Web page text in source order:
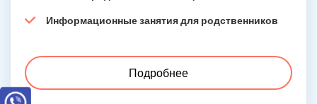
Информационные занятия для родственников
Подробнее